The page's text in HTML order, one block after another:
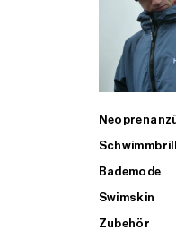
Bademode
Swimskin
Zubehör